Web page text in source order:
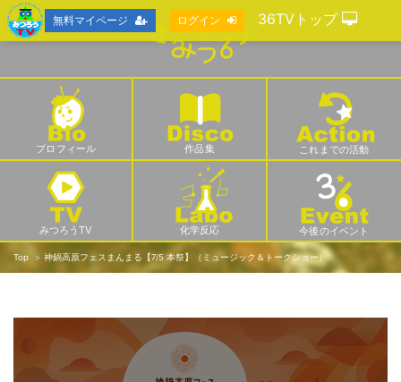
プロフィール 作品集 これまでの活動
みつろうTV 化学反応 今後のイベント
Top 神鍋高原フェスまんまる【7/5 本祭】（ミュージック＆トークショー）
無料マイページ ログイン 36TVトップ